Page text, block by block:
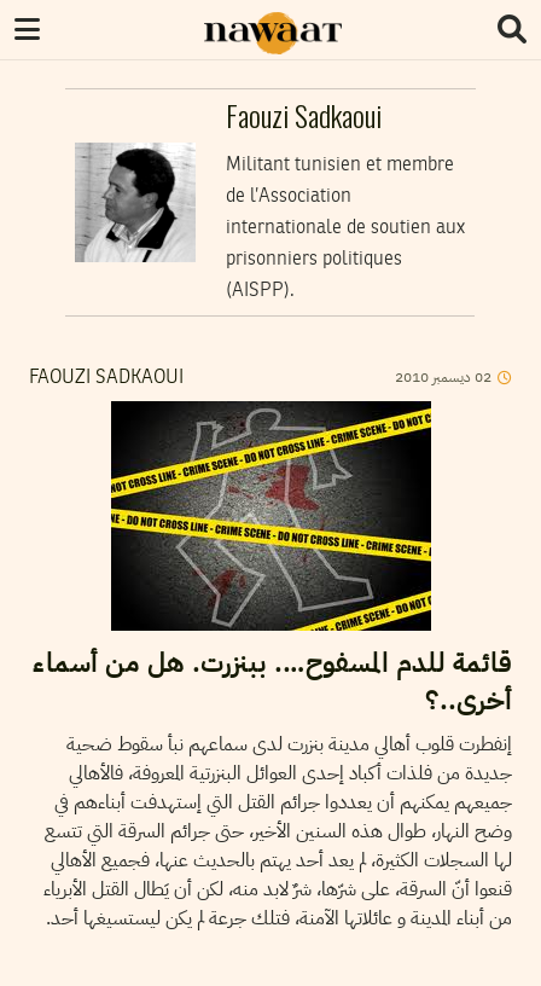
Faouzi Sadkaoui
Militant tunisien et membre
de l’Association
internationale de soutien aux
prisonniers politiques
(AISPP).
FAOUZI SADKAOUI 02 ديسمبر 2010
قائمة للدم المسفوح…. ببنزرت. هل من أسماء
أخرى..؟
إنفطرت قلوب أهالي مدينة بنزرت لدى سماعهم نبأ سقوط ضحية
جديدة من فلذات أكباد إحدى العوائل البنزرتية المعروفة، فالأهالي
جميعهم يمكنهم أن يعددوا جرائم القتل التي إستهدفت أبناءهم في
وضح النهار، طوال هذه السنين الأخير، حتى جرائم السرقة التي تتسع
لها السجلات الكثيرة، لم يعد أحد يهتم بالحديث عنها، فجميع الأهالي
قنعوا أنّ السرقة، على شرّها، شرٌ لابد منه، لكن أن يَطال القتل الأبرياء
من أبناء المدينة و عائلاتها الآمنة، فتلك جرعة لم يكن ليستسيغها أحد.